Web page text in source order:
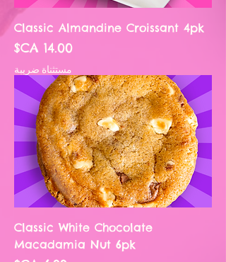
Classic Almandine Croissant 4pk
السعر
مستثناة ضريبة
Classic White Chocolate
Macadamia Nut 6pk